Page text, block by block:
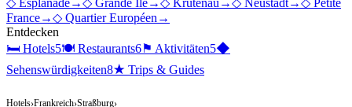
◇ Esplanade→◇ Grande Île→◇ Krutenau →◇ Neustadt→◇ Petite
France→◇ Quartier Européen →
Entdecken
🛏 Hotels5🍽 Restaurants6⚑ Aktivitäten5◆
Sehenswürdigkeiten8★ Trips & Guides
Hotels›Frankreich›Straßburg›